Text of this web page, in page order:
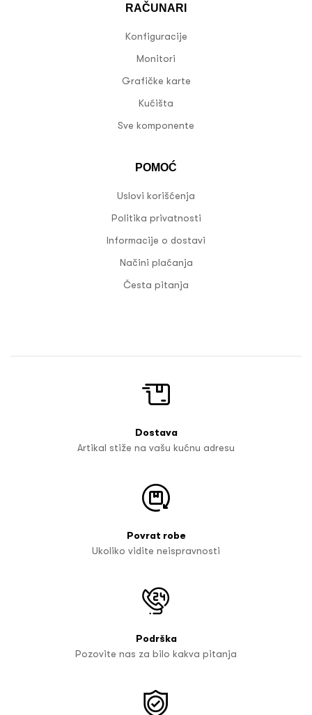
RAČUNARI
Konfiguracije
Monitori
Grafičke karte
Kućišta
Sve komponente
POMOĆ
Uslovi korišćenja
Politika privatnosti
Informacije o dostavi
Načini plaćanja
Česta pitanja
Dostava
Artikal stiže na vašu kućnu adresu
Povrat robe
Ukoliko vidite neispravnosti
Podrška
Pozovite nas za bilo kakva pitanja